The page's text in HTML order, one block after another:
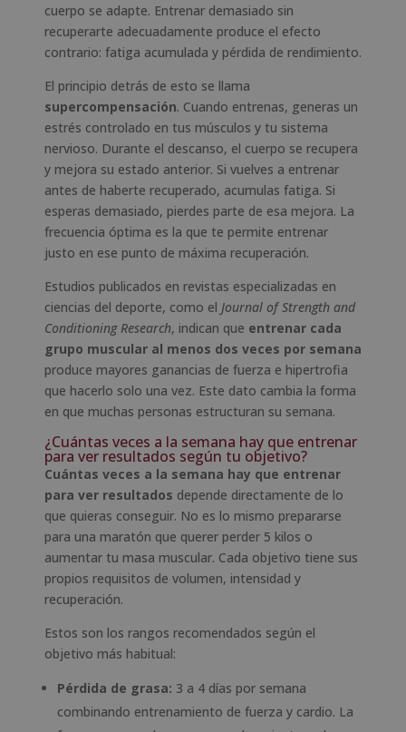
cuerpo se adapte. Entrenar demasiado sin
recuperarte adecuadamente produce el efecto
contrario: fatiga acumulada y pérdida de rendimiento.
El principio detrás de esto se llama
supercompensación. Cuando entrenas, generas un
estrés controlado en tus músculos y tu sistema
nervioso. Durante el descanso, el cuerpo se recupera
y mejora su estado anterior. Si vuelves a entrenar
antes de haberte recuperado, acumulas fatiga. Si
esperas demasiado, pierdes parte de esa mejora. La
frecuencia óptima es la que te permite entrenar
justo en ese punto de máxima recuperación.
Estudios publicados en revistas especializadas en
ciencias del deporte, como el Journal of Strength and
Conditioning Research, indican que entrenar cada
grupo muscular al menos dos veces por semana
produce mayores ganancias de fuerza e hipertrofia
que hacerlo solo una vez. Este dato cambia la forma
en que muchas personas estructuran su semana.
¿Cuántas veces a la semana hay que entrenar
para ver resultados según tu objetivo?
Cuántas veces a la semana hay que entrenar
para ver resultados depende directamente de lo
que quieras conseguir. No es lo mismo prepararse
para una maratón que querer perder 5 kilos o
aumentar tu masa muscular. Cada objetivo tiene sus
propios requisitos de volumen, intensidad y
recuperación.
Estos son los rangos recomendados según el
objetivo más habitual:
Pérdida de grasa: 3 a 4 días por semana
combinando entrenamiento de fuerza y cardio. La